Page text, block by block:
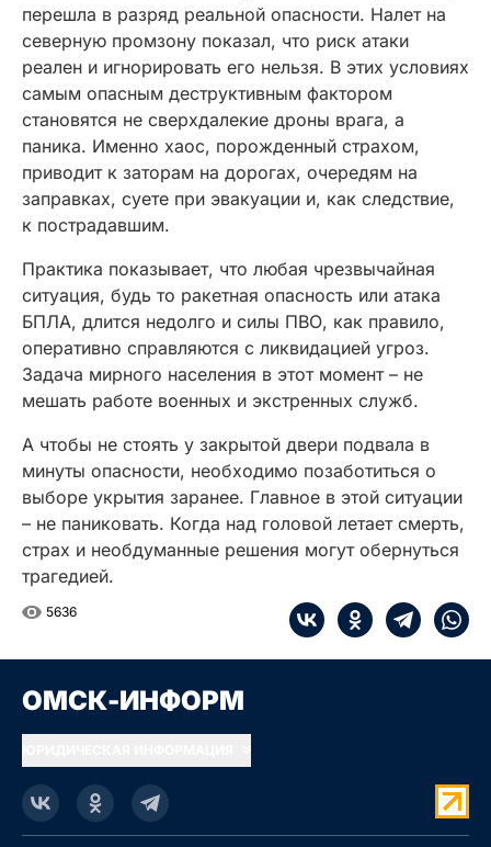
перешла в разряд реальной опасности. Налет на
северную промзону показал, что риск атаки
реален и игнорировать его нельзя. В этих условиях
самым опасным деструктивным фактором
становятся не сверхдалекие дроны врага, а
паника. Именно хаос, порожденный страхом,
приводит к заторам на дорогах, очередям на
заправках, суете при эвакуации и, как следствие,
к пострадавшим.
Практика показывает, что любая чрезвычайная
ситуация, будь то ракетная опасность или атака
БПЛА, длится недолго и силы ПВО, как правило,
оперативно справляются с ликвидацией угроз.
Задача мирного населения в этот момент – не
мешать работе военных и экстренных служб.
А чтобы не стоять у закрытой двери подвала в
минуты опасности, необходимо позаботиться о
выборе укрытия заранее. Главное в этой ситуации
– не паниковать. Когда над головой летает смерть,
страх и необдуманные решения могут обернуться
трагедией.
5636
ОМСК-ИНФОРМ